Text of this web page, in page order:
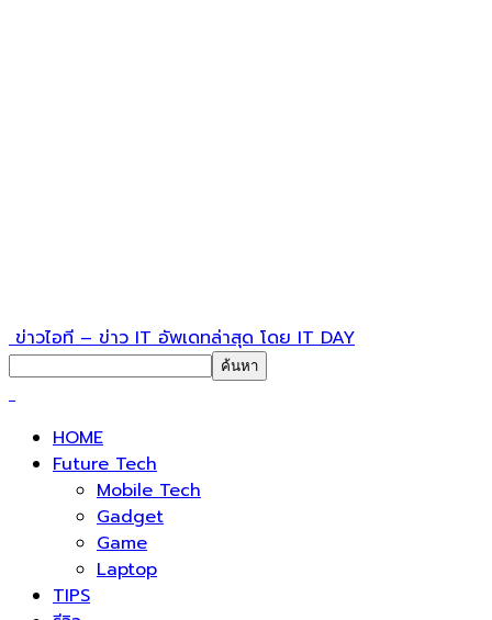
ข่าวไอที – ข่าว IT อัพเดทล่าสุด โดย IT DAY
HOME
Future Tech
Mobile Tech
Gadget
Game
Laptop
TIPS